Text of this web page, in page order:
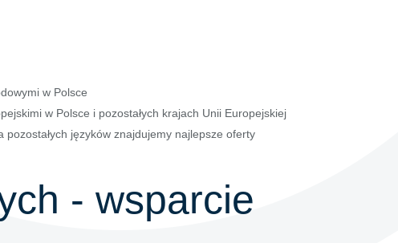
w Polsce
w Polsce i pozostałych krajach Unii Europejskiej
języków znajdujemy najlepsze oferty
- wsparcie